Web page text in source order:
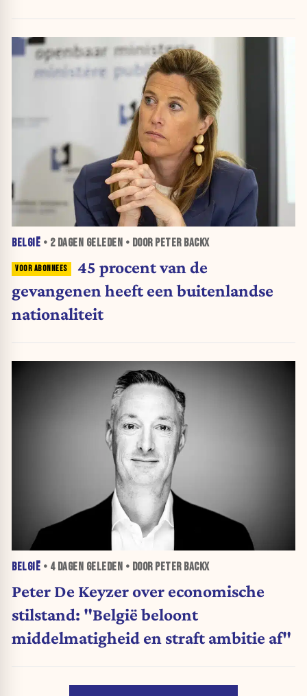
BELGIË • 2 DAGEN GELEDEN • DOOR PETER BACKX
45 procent van de
gevangenen heeft een buitenlandse
nationaliteit
BELGIË • 4 DAGEN GELEDEN • DOOR PETER BACKX
Peter De Keyzer over economische
stilstand: "België beloont
middelmatigheid en straft ambitie af"